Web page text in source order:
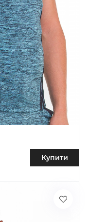
Купити